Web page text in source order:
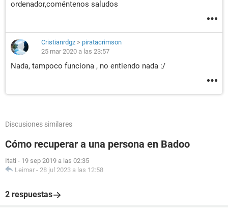
ordenador,coméntenos saludos
Cristianrdgz > piratacrimson
25 mar 2020 a las 23:57
Nada, tampoco funciona , no entiendo nada :/
Discusiones similares
Cómo recuperar a una persona en Badoo
Itati - 19 sep 2019 a las 02:35
Leimar - 28 jul 2023 a las 12:58
2 respuestas